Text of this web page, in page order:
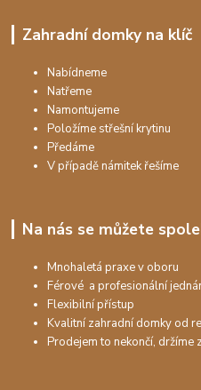
Zahradní domky na klíč
Nabídneme
Natřeme
Namontujeme
Položíme střešní krytinu
Předáme
V případě námitek řešíme
Na nás se můžete
Mnohaletá praxe v oboru
Férové a profesionální
Flexibilní přístup
Kvalitní zahradní domky od
Prodejem to nekončí, držíme